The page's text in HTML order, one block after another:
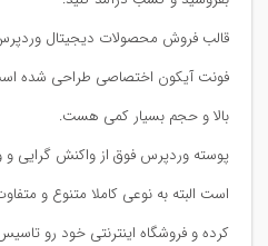
قالب فروش محصولات دیجیتال
فونت آیکون اختصاصی طراحی شده
بالا و حجم بسیار کمی هست.
پوسته وردپرس فوق از واکنش گرایی و
است البته به نوعی کاملا متنوع و
کرده و فروشگاه اینترنتی خود رو